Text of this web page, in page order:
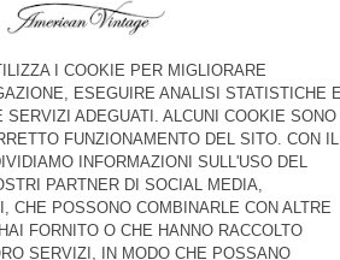
€ 45
-30% € 31,50
-
T-SHIRT BAMBINI SONOMA
€ 40 -30% € 28
T-SHIRT BAMBINI SONOMA
€ 35
-30% € 24,50